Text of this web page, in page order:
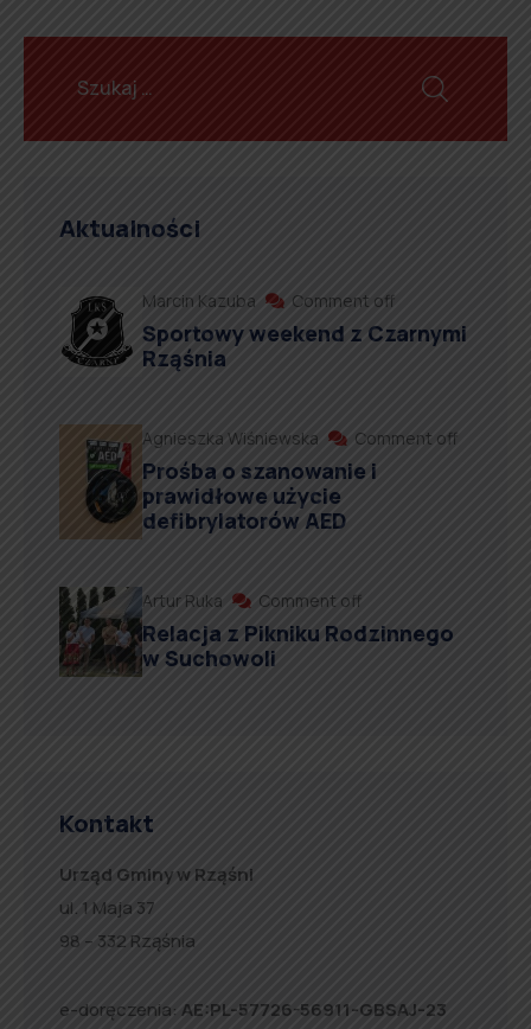
Aktualności
Marcin Kazuba Comment off
Sportowy weekend z Czarnymi
Rząśnia
Agnieszka Wiśniewska Comment off
Prośba o szanowanie i
prawidłowe użycie
defibrylatorów AED
Artur Ruka Comment off
Relacja z Pikniku Rodzinnego
w Suchowoli
Kontakt
Urząd Gminy w Rząśni
ul. 1 Maja 37
98 – 332 Rząśnia
e-doręczenia: AE:PL-57726-56911-GBSAJ-23